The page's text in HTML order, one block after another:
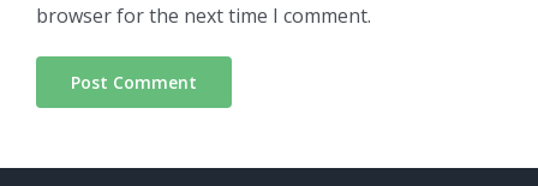
browser for the next time I comment.